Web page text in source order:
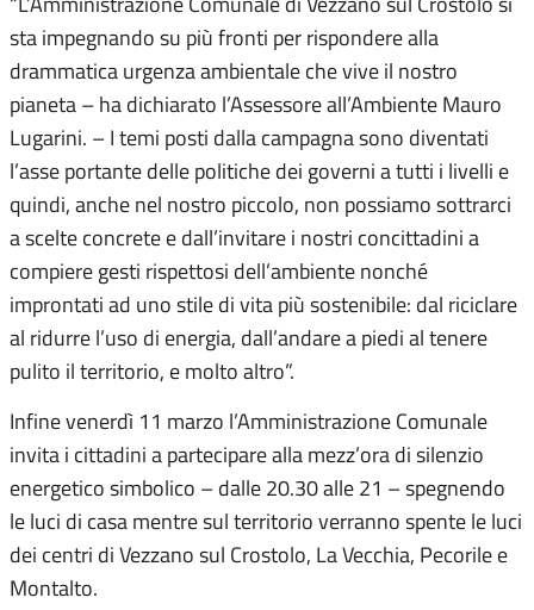
sta impegnando su più fronti per rispondere alla
drammatica urgenza ambientale che vive il nostro
pianeta – ha dichiarato l’Assessore all’Ambiente Mauro
Lugarini. – I temi posti dalla campagna sono diventati
l’asse portante delle politiche dei governi a tutti i livelli e
quindi, anche nel nostro piccolo, non possiamo sottrarci
a scelte concrete e dall’invitare i nostri concittadini a
compiere gesti rispettosi dell’ambiente nonché
improntati ad uno stile di vita più sostenibile: dal riciclare
al ridurre l’uso di energia, dall’andare a piedi al tenere
pulito il territorio, e molto altro”.
Infine venerdì 11 marzo l’Amministrazione Comunale
invita i cittadini a partecipare alla mezz’ora di silenzio
energetico simbolico – dalle 20.30 alle 21 – spegnendo
le luci di casa mentre sul territorio verranno spente le luci
dei centri di Vezzano sul Crostolo, La Vecchia, Pecorile e
Montalto.